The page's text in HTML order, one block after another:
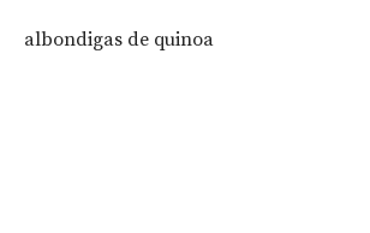
albondigas de quinoa